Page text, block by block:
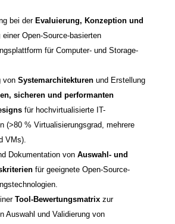
bei der Evaluierung, Konzeption und
einer Open-Source-basierten
für Computer- und Storage-
von Systemarchitekturen und Erstellung
sicheren und performanten
für hochvirtualisierte IT-
(>80 % Virtualisierungsgrad, mehrere
VMs).
Dokumentation von Auswahl- und
für geeignete Open-Source-
Tool-Bewertungsmatrix zur
Auswahl und Validierung von